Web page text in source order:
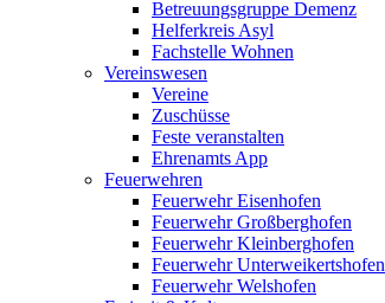
Betreuungsgruppe Demenz
Helferkreis Asyl
Fachstelle Wohnen
Vereinswesen
Vereine
Zuschüsse
Feste veranstalten
Ehrenamts App
Feuerwehren
Feuerwehr Eisenhofen
Feuerwehr Großberghofen
Feuerwehr Kleinberghofen
Feuerwehr Unterweikertshofen
Feuerwehr Welshofen